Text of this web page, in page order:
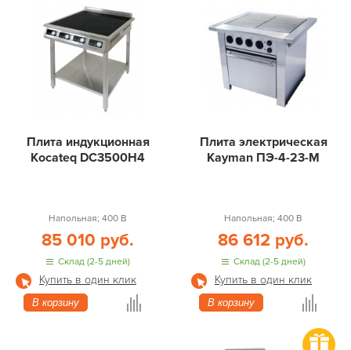
Плита индукционная
Kocateq DC3500H4
Напольная; 400 В
85 010 руб.
Склад (2-5 дней)
Купить в один клик
В корзину
Плита электрическая
Kayman ПЭ-4-23-М
Напольная; 400 В
86 612 руб.
Склад (2-5 дней)
Купить в один клик
В корзину